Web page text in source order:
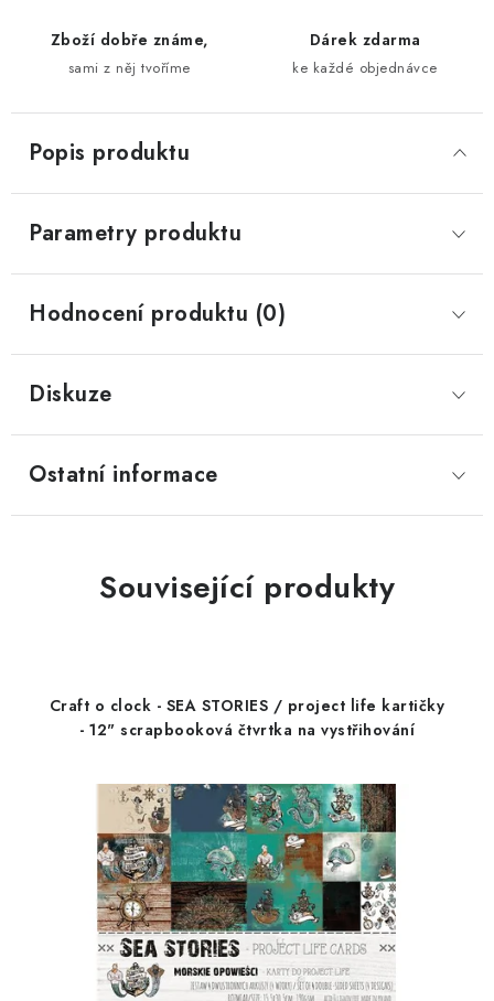
Zboží dobře známe,
sami z něj tvoříme
Dárek zdarma
ke každé objednávce
Popis produktu
Parametry produktu
Hodnocení produktu (0)
Diskuze
Ostatní informace
Související produkty
Craft o clock - SEA STORIES / project life kartičky
- 12" scrapbooková čtvrtka na vystřihování